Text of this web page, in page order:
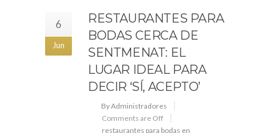
6
Jun
RESTAURANTES PARA
BODAS CERCA DE
SENTMENAT: EL
LUGAR IDEAL PARA
DECIR ‘SÍ, ACEPTO’
By Administradores
Comments are Off
restaurantes para bodas en